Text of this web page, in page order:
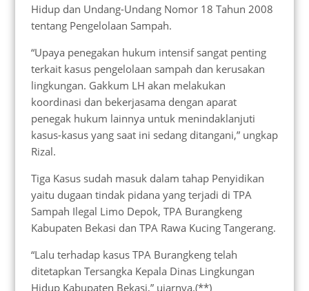
Hidup dan Undang-Undang Nomor 18 Tahun 2008
tentang Pengelolaan Sampah.
“Upaya penegakan hukum intensif sangat penting
terkait kasus pengelolaan sampah dan kerusakan
lingkungan. Gakkum LH akan melakukan
koordinasi dan bekerjasama dengan aparat
penegak hukum lainnya untuk menindaklanjuti
kasus-kasus yang saat ini sedang ditangani,” ungkap
Rizal.
Tiga Kasus sudah masuk dalam tahap Penyidikan
yaitu dugaan tindak pidana yang terjadi di TPA
Sampah Ilegal Limo Depok, TPA Burangkeng
Kabupaten Bekasi dan TPA Rawa Kucing Tangerang.
“Lalu terhadap kasus TPA Burangkeng telah
ditetapkan Tersangka Kepala Dinas Lingkungan
Hidup Kabupaten Bekasi,” ujarnya.(**)